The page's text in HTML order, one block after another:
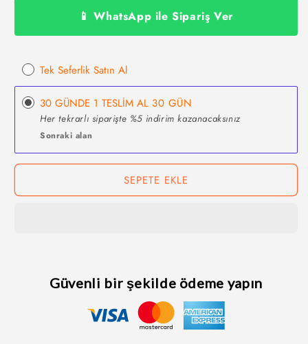
📱 WhatsApp ile Sipariş Ver
Tek Seferlik Satın Al
30 GÜNDE 1 TESLİM AL 30 GÜN
Her tekrarlı siparişte %5 indirim kazanacaksınız
Sonraki alan
SEPETE EKLE
Güvenli bir şekilde ödeme yapın